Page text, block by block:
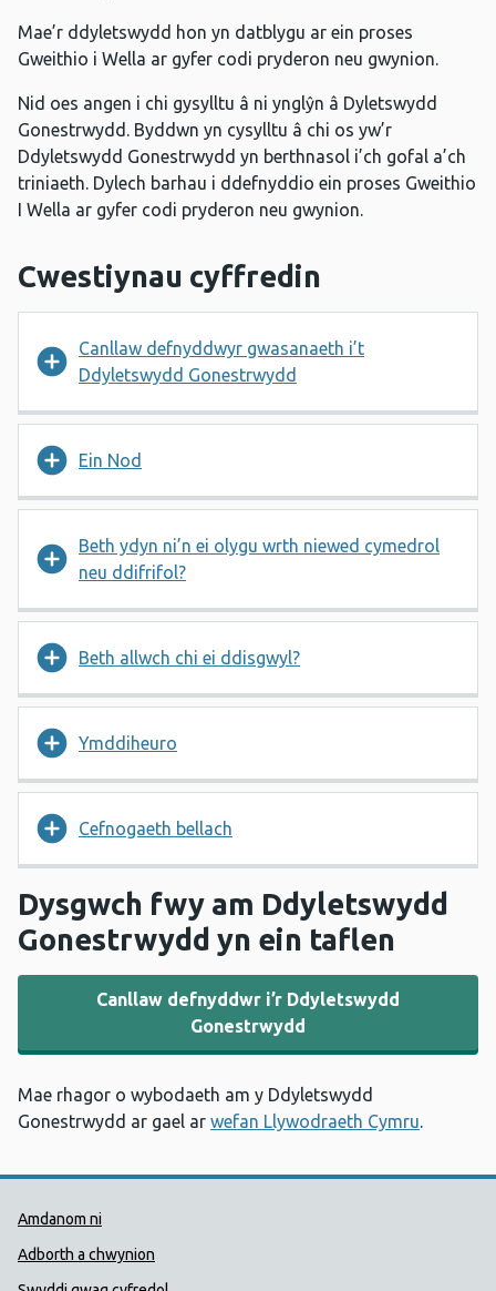
Mae’r ddyletswydd hon yn datblygu ar ein proses
Gweithio i Wella ar gyfer codi pryderon neu gwynion.
Nid oes angen i chi gysylltu â ni ynglŷn â Dyletswydd
Gonestrwydd. Byddwn yn cysylltu â chi os yw’r
Ddyletswydd Gonestrwydd yn berthnasol i’ch gofal a’ch
triniaeth. Dylech barhau i ddefnyddio ein proses Gweithio
I Wella ar gyfer codi pryderon neu gwynion.
Cwestiynau cyffredin
Canllaw defnyddwyr gwasanaeth i’t
Ddyletswydd Gonestrwydd
Ein Nod
Beth ydyn ni’n ei olygu wrth niewed cymedrol
neu ddifrifol?
Beth allwch chi ei ddisgwyl?
Ymddiheuro
Cefnogaeth bellach
Dysgwch fwy am Ddyletswydd
Gonestrwydd yn ein taflen
Canllaw defnyddwr i’r Ddyletswydd
Gonestrwydd
Mae rhagor o wybodaeth am y Ddyletswydd
Gonestrwydd ar gael ar wefan Llywodraeth Cymru.
Dolenni Cymorth Iechyd
Amdanom ni
Adborth a chwynion